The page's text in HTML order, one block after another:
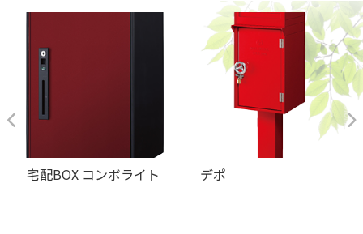
宅配BOX コンボライト デポ